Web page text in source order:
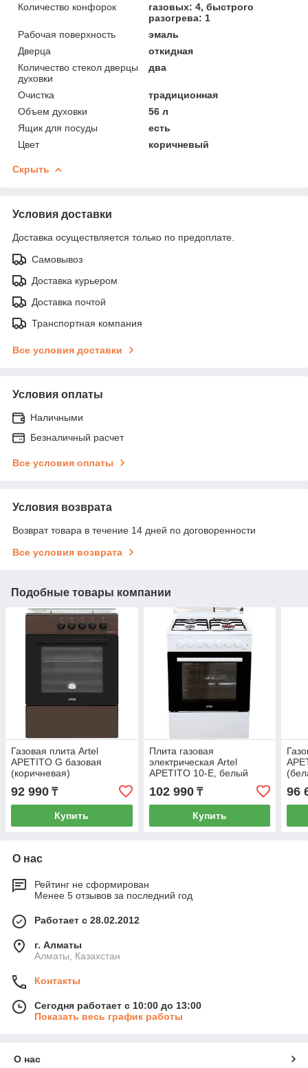
Количество конфорок
газовых: 4, быстрого
разогрева: 1
Рабочая поверхность
эмаль
Дверца
откидная
Количество стекол дверцы
духовки
два
Очистка
традиционная
Объем духовки
56 л
Ящик для посуды
есть
Цвет
коричневый
Скрыть
Условия доставки
Доставка осуществляется только по предоплате.
Самовывоз
Доставка курьером
Доставка почтой
Транспортная компания
Все условия доставки
Условия оплаты
Наличными
Безналичный расчет
Все условия оплаты
Условия возврата
Возврат товара в течение 14 дней по договоренности
Все условия возврата
Подобные товары компании
Газовая плита Artel
APETITO G базовая
(коричневая)
92 990 ₸
Купить
Плита газовая
электрическая Artel
APETITO 10-E, белый
102 990₸
Купить
96
О нас
Рейтинг не сформирован
Менее 5 отзывов за последний год
Работает с 28.02.2012
г. Алматы
Алматы, Казахстан
Контакты
Сегодня работает с 10:00 до 13:00
Показать весь график работы
О нас